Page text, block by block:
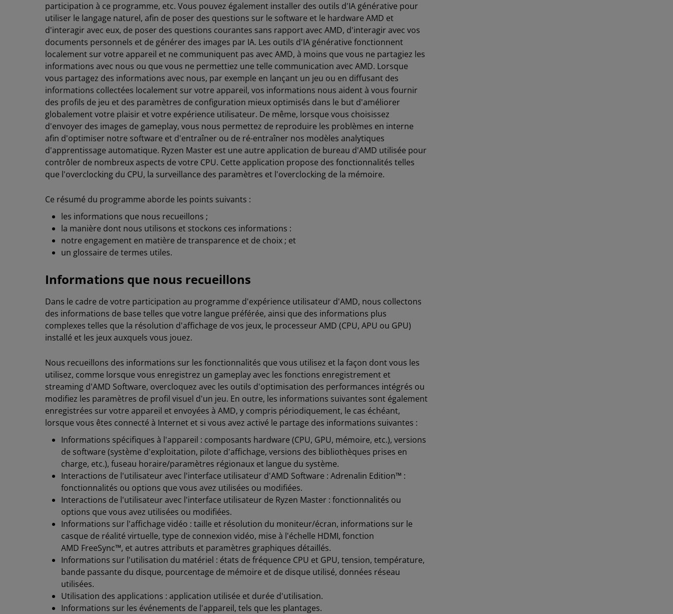
participation à ce programme, etc. Vous pouvez également installer des outils d'IA générative pour
utiliser le langage naturel, afin de poser des questions sur le software et le hardware AMD et
d'interagir avec eux, de poser des questions courantes sans rapport avec AMD, d'interagir avec vos
documents personnels et de générer des images par IA. Les outils d'IA générative fonctionnent
localement sur votre appareil et ne communiquent pas avec AMD, à moins que vous ne partagiez les
informations avec nous ou que vous ne permettiez une telle communication avec AMD. Lorsque
vous partagez des informations avec nous, par exemple en lançant un jeu ou en diffusant des
informations collectées localement sur votre appareil, vos informations nous aident à vous fournir
des profils de jeu et des paramètres de configuration mieux optimisés dans le but d'améliorer
globalement votre plaisir et votre expérience utilisateur. De même, lorsque vous choisissez
d'envoyer des images de gameplay, vous nous permettez de reproduire les problèmes en interne
afin d'optimiser notre software et d'entraîner ou de ré-entraîner nos modèles analytiques
d'apprentissage automatique. Ryzen Master est une autre application de bureau d'AMD utilisée pour
contrôler de nombreux aspects de votre CPU. Cette application propose des fonctionnalités telles
que l'overclocking du CPU, la surveillance des paramètres et l'overclocking de la mémoire.
Ce résumé du programme aborde les points suivants :
les informations que nous recueillons ;
la manière dont nous utilisons et stockons ces informations :
notre engagement en matière de transparence et de choix ; et
un glossaire de termes utiles.
Informations que nous recueillons
Dans le cadre de votre participation au programme d'expérience utilisateur d'AMD, nous collectons
des informations de base telles que votre langue préférée, ainsi que des informations plus
complexes telles que la résolution d'affichage de vos jeux, le processeur AMD (CPU, APU ou GPU)
installé et les jeux auxquels vous jouez.
Nous recueillons des informations sur les fonctionnalités que vous utilisez et la façon dont vous les
utilisez, comme lorsque vous enregistrez un gameplay avec les fonctions enregistrement et
streaming d'AMD Software, overcloquez avec les outils d'optimisation des performances intégrés ou
modifiez les paramètres de profil visuel d'un jeu. En outre, les informations suivantes sont également
enregistrées sur votre appareil et envoyées à AMD, y compris périodiquement, le cas échéant,
lorsque vous êtes connecté à Internet et si vous avez activé le partage des informations suivantes :
Informations spécifiques à l'appareil : composants hardware (CPU, GPU, mémoire, etc.), versions
de software (système d'exploitation, pilote d'affichage, versions des bibliothèques prises en
charge, etc.), fuseau horaire/paramètres régionaux et langue du système.
Interactions de l'utilisateur avec l'interface utilisateur d'AMD Software : Adrenalin Edition™ :
fonctionnalités ou options que vous avez utilisées ou modifiées.
Interactions de l'utilisateur avec l'interface utilisateur de Ryzen Master : fonctionnalités ou
options que vous avez utilisées ou modifiées.
Informations sur l'affichage vidéo : taille et résolution du moniteur/écran, informations sur le
casque de réalité virtuelle, type de connexion vidéo, mise à l'échelle HDMI, fonction
AMD FreeSync™, et autres attributs et paramètres graphiques détaillés.
Informations sur l'utilisation du matériel : états de fréquence CPU et GPU, tension, température,
bande passante du disque, pourcentage de mémoire et de disque utilisé, données réseau
utilisées.
Utilisation des applications : application utilisée et durée d'utilisation.
Informations sur les événements de l'appareil, tels que les plantages.